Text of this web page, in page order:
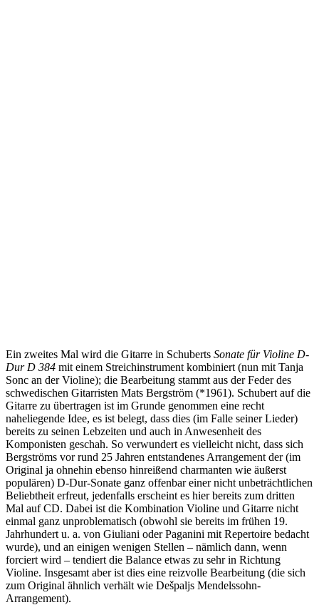
Ein zweites Mal wird die Gitarre in Schuberts Sonate für Violine D-
Dur D 384 mit einem Streichinstrument kombiniert (nun mit Tanja
Sonc an der Violine); die Bearbeitung stammt aus der Feder des
schwedischen Gitarristen Mats Bergström (*1961). Schubert auf die
Gitarre zu übertragen ist im Grunde genommen eine recht
naheliegende Idee, es ist belegt, dass dies (im Falle seiner Lieder)
bereits zu seinen Lebzeiten und auch in Anwesenheit des
Komponisten geschah. So verwundert es vielleicht nicht, dass sich
Bergströms vor rund 25 Jahren entstandenes Arrangement der (im
Original ja ohnehin ebenso hinreißend charmanten wie äußerst
populären) D-Dur-Sonate ganz offenbar einer nicht unbeträchtlichen
Beliebtheit erfreut, jedenfalls erscheint es hier bereits zum dritten
Mal auf CD. Dabei ist die Kombination Violine und Gitarre nicht
einmal ganz unproblematisch (obwohl sie bereits im frühen 19.
Jahrhundert u. a. von Giuliani oder Paganini mit Repertoire bedacht
wurde), und an einigen wenigen Stellen – nämlich dann, wenn
forciert wird – tendiert die Balance etwas zu sehr in Richtung
Violine. Insgesamt aber ist dies eine reizvolle Bearbeitung (die sich
zum Original ähnlich verhält wie Dešpaljs Mendelssohn-
Arrangement).